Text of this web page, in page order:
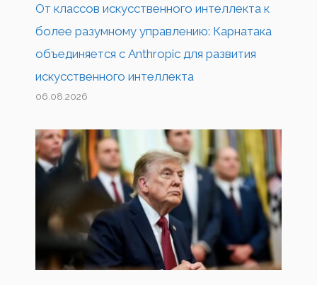
От классов искусственного интеллекта к
более разумному управлению: Карнатака
объединяется с Anthropic для развития
искусственного интеллекта
06.08.2026